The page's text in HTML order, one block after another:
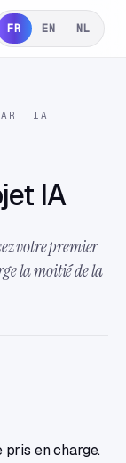
FR EN NL
IA
IA
votre premier
la moitié de la
en charge.